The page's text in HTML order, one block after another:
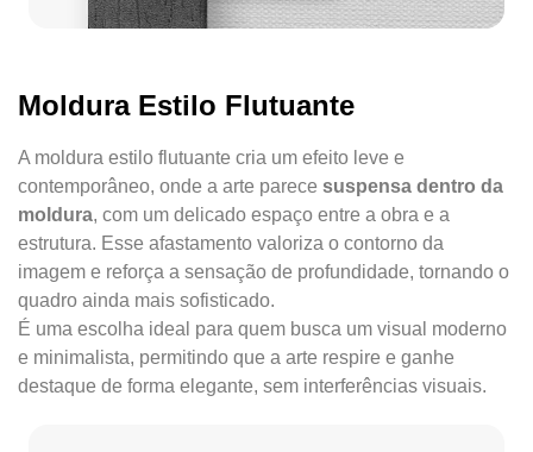
Moldura Estilo Flutuante
A moldura estilo flutuante cria um efeito leve e
contemporâneo, onde a arte parece suspensa dentro da
moldura, com um delicado espaço entre a obra e a
estrutura. Esse afastamento valoriza o contorno da
imagem e reforça a sensação de profundidade, tornando o
quadro ainda mais sofisticado.
É uma escolha ideal para quem busca um visual moderno
e minimalista, permitindo que a arte respire e ganhe
destaque de forma elegante, sem interferências visuais.